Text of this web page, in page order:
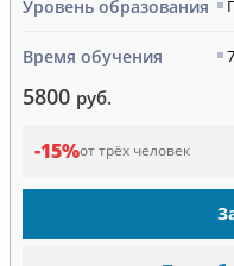
Уровень образования
Время обучения
5800 руб.
-15%от трёх человек